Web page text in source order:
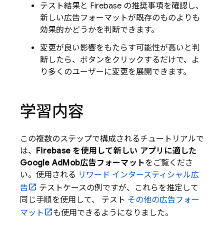
テスト結果と Firebase の推奨事項を確認し、
新しい広告フォーマットが既存のものよりも
効果的かどうかを判断できます。
変更が良い影響をもたらす可能性が高いと判
断したら、ボタンをクリックするだけで、よ
り多くのユーザーに変更を展開できます。
学習内容
この複数のステップで構成されるチュートリアルで
は、 Firebase を使用して新しい アプリに適した
Google AdMob広告フォーマットをご覧くださ
い。使用される リワード インタースティシャル広
告
テストケースの例ですが、これらを推定して
同じ手順を使用して、 テスト その他の広告フォー
マット
も使用できるようになりました。